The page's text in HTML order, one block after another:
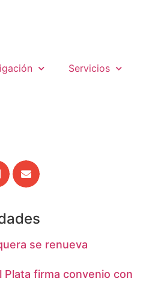
Servicios
se renueva
Plata firma convenio con